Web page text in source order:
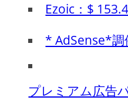
Ezoic：$
* AdSense*
プレミアム広告